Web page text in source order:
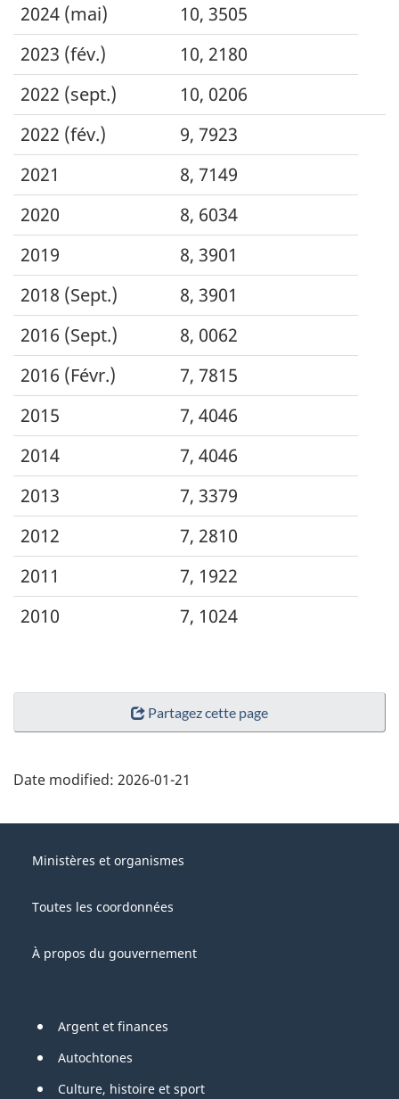
2024 (mai)
10, 3505
2023 (fév.)
10, 2180
2022 (sept.)
10, 0206
2022 (fév.)
9, 7923
2021
8, 7149
2020
8, 6034
2019
8, 3901
2018 (Sept.)
8, 3901
2016 (Sept.)
8, 0062
2016 (Févr.)
7, 7815
2015
7, 4046
2014
7, 4046
2013
7, 3379
2012
7, 2810
2011
7, 1922
2010
7, 1024
Partagez cette page
Date modified: 2026-01-21
thisGouvernement
Canada
Ministères et organismes
Toutes les coordonnées
À propos du gouvernement
Pied
de
page
Argent et finances
Autochtones
Culture, histoire et sport